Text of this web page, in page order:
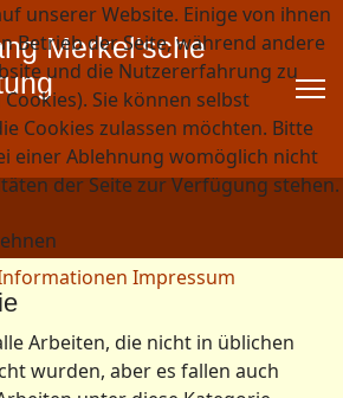
Merkel'sche
Arbeiten, die nicht in üblichen
wurden, aber es fallen auch
unserer Website. Einige von ihnen
Betrieb der Seite, während andere
und die Nutzererfahrung zu
Sie können selbst
Cookies zulassen möchten. Bitte
einer Ablehnung womöglich nicht
der Seite zur Verfügung stehen.
Impressum